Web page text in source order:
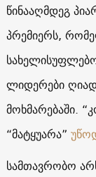
წინააღმდეგ
პრემიერს,
ლიდერები ღიად
მოხმარებაში.
“მატყუარა”
სამთავრობო